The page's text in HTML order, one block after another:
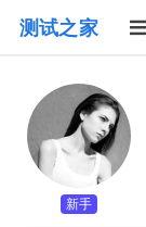
测试之家
新手